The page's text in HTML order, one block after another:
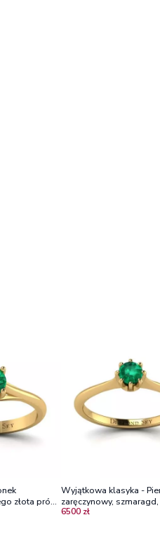
złota próby
Wyjątkowa klasyka -
zaręczynowy, szmaragd,
złoto, próba 585
6500 zł